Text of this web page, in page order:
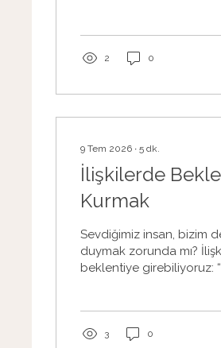
Sözlerini Fark Et:
2 0
9 Tem 2026 ∙ 5 dk.
İlişkilerde
Kurmak
Sevdiğimiz insan, bizim
duymak zorunda mı?
beklentiye girebiliyoruz:
gerçekleşmediğinde
3 0